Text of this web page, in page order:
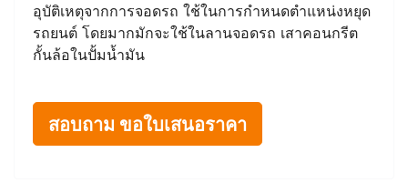
อุบัติเหตุจากการจอดรถ ใช้ในการกำหนดตำแหน่งหยุด
รถยนต์ โดยมากมักจะใช้ในลานจอดรถ เสาคอนกรีต
กั้นล้อในปั้มน้ำมัน
สอบถาม ขอใบเสนอราคา